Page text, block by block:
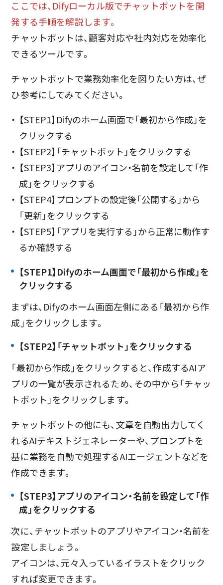
ここでは、Difyローカル版でチャットボットを開
発する手順を解説します。
チャットボットは、顧客対応や社内対応を効率化
できるツールです。
チャットボットで業務効率化を図りたい方は、ぜ
ひ参考にしてみてください。
【STEP1】Difyのホーム画面で「最初から作成」を
クリックする
【STEP2】「チャットボット」をクリックする
【STEP3】アプリのアイコン・名前を設定して「作
成」をクリックする
【STEP4】プロンプトの設定後「公開する」から
「更新」をクリックする
【STEP5】「アプリを実行する」から正常に動作す
るか確認する
【STEP1】Difyのホーム画面で「最初から作成」を
クリックする
まずは、Difyのホーム画面左側にある「最初から作
成」をクリックします。
【STEP2】「チャットボット」をクリックする
「最初から作成」をクリックすると、作成するAIア
プリの一覧が表示されるため、その中から「チャッ
トボット」をクリックします。
チャットボットの他にも、文章を自動出力してく
れるAIテキストジェネレーターや、プロンプトを
基に業務を自動で処理するAIエージェントなどを
作成できます。
【STEP3】アプリのアイコン・名前を設定して「作
成」をクリックする
次に、チャットボットのアプリやアイコン・名前を
設定しましょう。
アイコンは、元々入っているイラストをクリック
すれば変更できます。